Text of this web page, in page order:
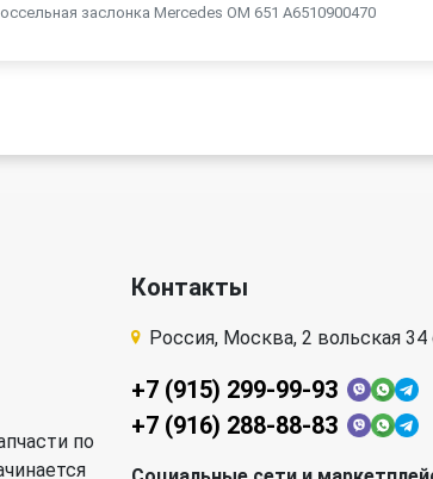
заслонка Mercedes OM 651 A6510900470
по
Контакты
Россия, Москва, 2 вольская 34
+7 (915) 299-99-93
+7 (916) 288-88-83